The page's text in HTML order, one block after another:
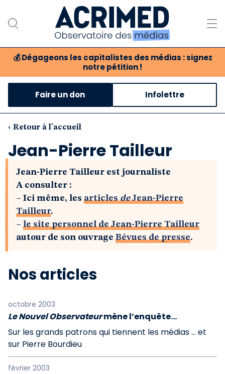
💰 Dégageons les capitalistes des médias : signez
notre pétition !
Notre association
Notre critique des médias
Nos propositions
Notre revue
Boutique
Faire un don Infolettre
‹ Retour à l'accueil
Jean-Pierre Tailleur
Jean-Pierre Tailleur est journaliste
A consulter :
– Ici même, les articlesdeJean-Pierre
Tailleur.
– le site personnel de Jean-Pierre Tailleur
autour de son ouvrage Bévues de presse.
Nos articles
octobre 2003
Le Nouvel Observateurmène l’enquête...
Sur les grands patrons qui tiennent les médias ... et
sur Pierre Bourdieu
février 2003